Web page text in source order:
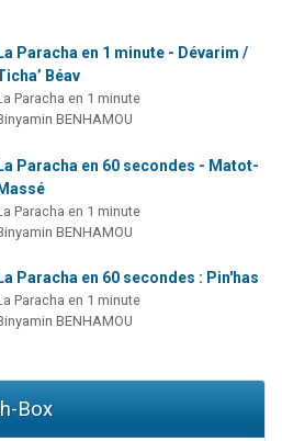
La Paracha en 1 minute - Dévarim /
Béav
Paracha en 1 minute
BENHAMOU
La Paracha en 60 secondes - Matot-
Massé
Paracha en 1 minute
BENHAMOU
La Paracha en 60 secondes : Pin'has
Paracha en 1 minute
BENHAMOU
Box